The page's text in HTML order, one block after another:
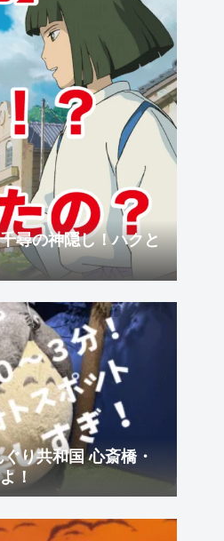
尋の神隠し！ハクと
り共和国 心斎橋・
！